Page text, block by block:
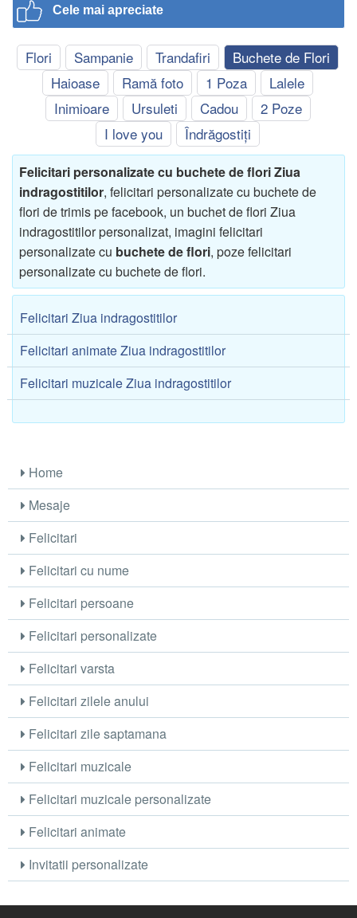
Cele mai apreciate
Flori Sampanie Trandafiri
Buchete de Flori
Haioase
Ramă foto 1 Poza
Lalele
Inimioare
Ursuleti Cadou
2 Poze
I love you
Îndrăgostiți
Felicitari personalizate cu buchete de flori Ziua
indragostitilor, felicitari personalizate cu buchete de
flori de trimis pe facebook, un buchet de flori Ziua
indragostitilor personalizat, imagini felicitari
personalizate cu buchete de flori, poze felicitari
personalizate cu buchete de flori.
Felicitari Ziua indragostitilor
Felicitari animate Ziua indragostitilor
Felicitari muzicale Ziua indragostitilor
Home
Mesaje
Felicitari
Felicitari cu nume
Felicitari persoane
Felicitari personalizate
Felicitari varsta
Felicitari zilele anului
Felicitari zile saptamana
Felicitari muzicale
Felicitari muzicale personalizate
Felicitari animate
Invitatii personalizate